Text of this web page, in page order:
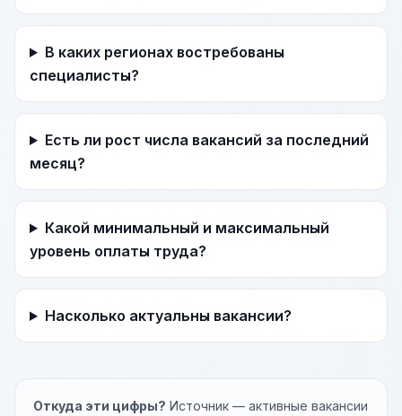
В каких регионах востребованы
специалисты?
Есть ли рост числа вакансий за последний
месяц?
Какой минимальный и максимальный
уровень оплаты труда?
Насколько актуальны вакансии?
Откуда эти цифры? Источник — активные вакансии